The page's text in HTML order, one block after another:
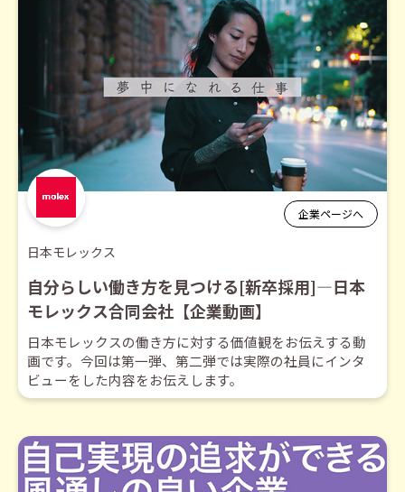
企業ページへ
日本モレックス
自分らしい働き方を見つける[新卒採用]―日本
モレックス合同会社【企業動画】
日本モレックスの働き方に対する価値観をお伝えする動
画です。今回は第一弾、第二弾では実際の社員にインタ
ビューをした内容をお伝えします。